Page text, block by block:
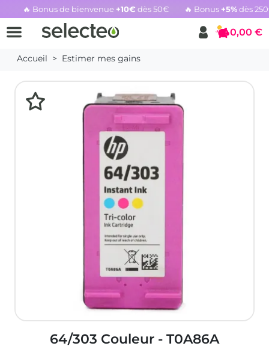
🔥 Bonus de bienvenue +10€ dès 50€ 🔥 Bonus +5%dès
Rachat cartouche vide, voir l'offre promotionnelle
Panier
0,00 €
Accueil Estimer mes gains
64/303 Couleur - T0A86A